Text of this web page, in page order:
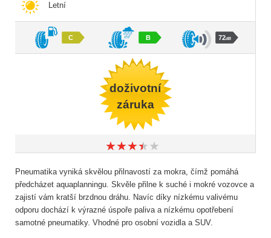
Letní
C B 72dB
doživotní
záruka
★★★★★
★★★★★
Pneumatika vyniká skvělou přilnavostí za mokra, čímž pomáhá
předcházet aquaplanningu. Skvěle přilne k suché i mokré vozovce a
zajistí vám kratší brzdnou dráhu. Navíc díky nízkému valivému
odporu dochází k výrazné úspoře paliva a nízkému opotřebení
samotné pneumatiky. Vhodné pro osobní vozidla a SUV.